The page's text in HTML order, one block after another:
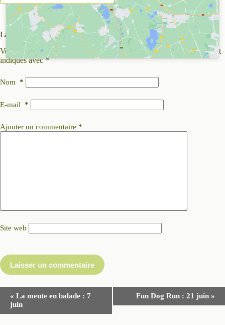
Laisser un commentaire
Votre adresse e-mail ne sera pas publiée.
Les champs obligatoires sont
indiqués avec*
Nom *
E-mail *
Ajouter un commentaire *
Site web
Laisser un commentaire
« La meute en balade : 7
juin
Fun Dog Run : 21 juin »